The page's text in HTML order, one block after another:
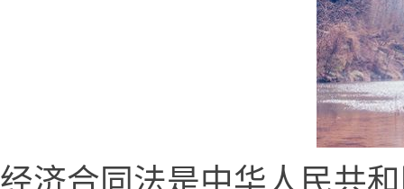
经济合同法是中华人民共